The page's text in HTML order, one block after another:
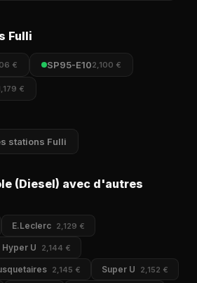
Fulli
€ SP95-E102,100 €
€
stations Fulli
(Diesel) avec d'autres
E.Leclerc 2,129 €
Hyper U 2,144 €
2,145 € Super U 2,152 €